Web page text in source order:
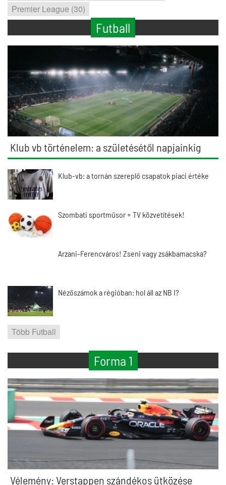
Premier League (30)
Futball
Klub vb történelem: a születésétől napjainkig
Klub-vb: a tornán szereplő csapatok piaci értéke
Szombati sportműsor + TV közvetítések!
Arzani-Ferencváros! Zseni vagy zsákbamacska?
Nézőszámok a régióban: hol áll az NB I?
Több Futball
Forma 1
Vélemény: Verstappen szándékos ütközése